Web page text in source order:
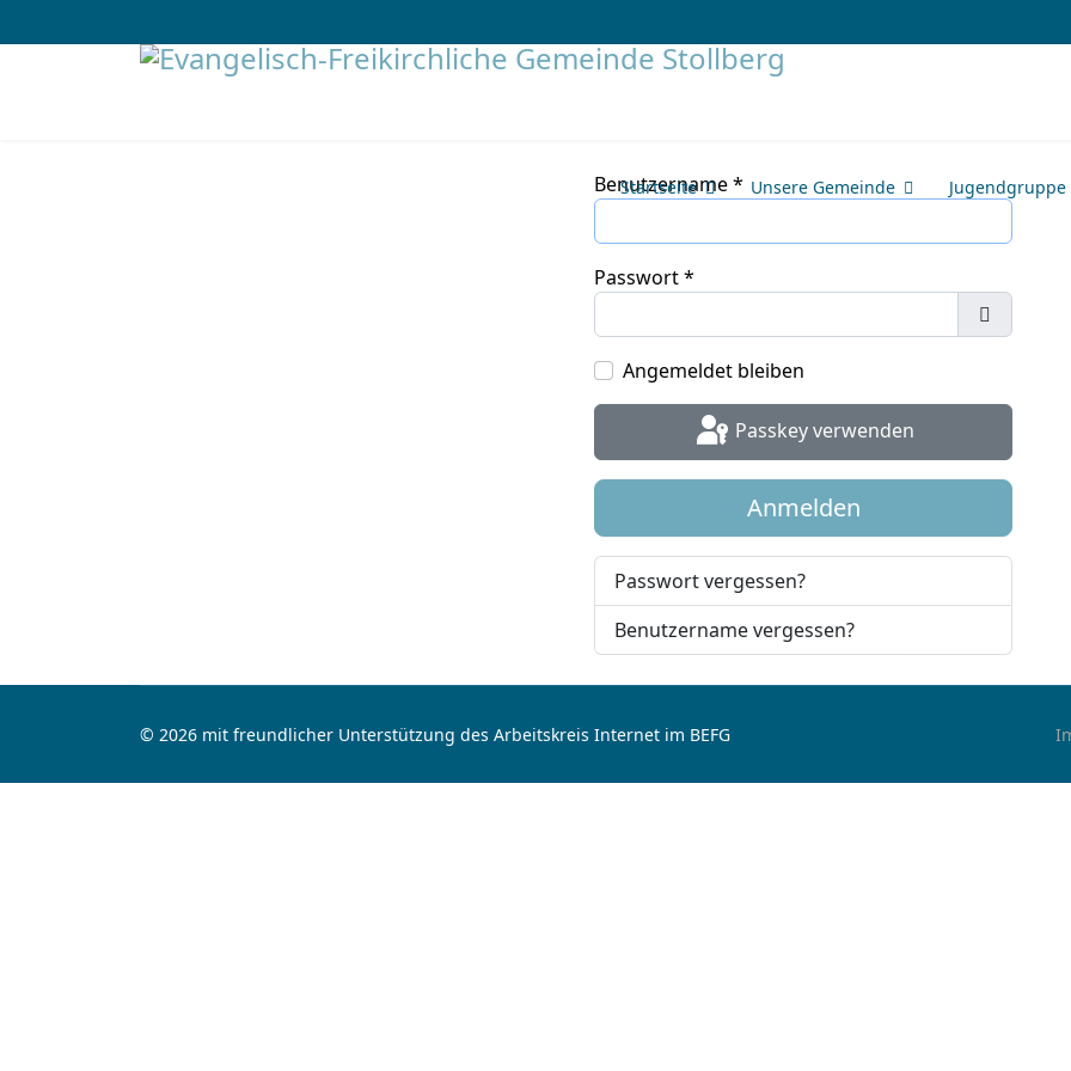
Startseite Unsere Gemeinde Jugendgruppe
Benutzername*
Passwort*
Passwort
Angemeldet bleiben
Passkey verwenden
Anmelden
Passwort vergessen?
Benutzername vergessen?
© 2026 mit freundlicher Unterstützung des Arbeitskreis Internet im BEFG